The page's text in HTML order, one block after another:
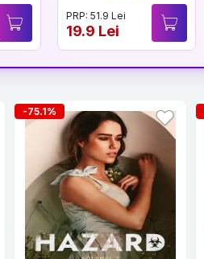
PRP: 51.9 Lei
19.9 Lei
-75.1%